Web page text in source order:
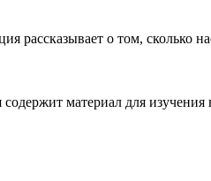
рассказывает о том, сколько
содержит материал для